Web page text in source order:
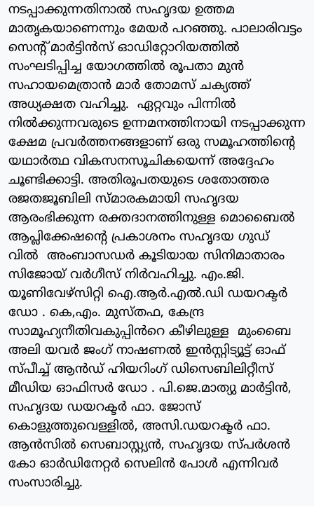
നടപ്പാക്കുന്നതിനാൽ സഹൃദയ ഉത്തമ
മാതൃകയാണെന്നും മേയർ പറഞ്ഞു. പാലാരിവട്ടം
സെന്റ് മാർട്ടിൻസ് ഓഡിറ്റോറിയത്തിൽ
സംഘടിപ്പിച്ച യോഗത്തിൽ രൂപതാ മുൻ
സഹായമെത്രാൻ മാർ തോമസ് ചക്യത്ത്
അധ്യക്ഷത വഹിച്ചു. ഏറ്റവും പിന്നിൽ
നിൽക്കുന്നവരുടെ ഉന്നമനത്തിനായി നടപ്പാക്കുന്ന
ക്ഷേമ പ്രവർത്തനങ്ങളാണ് ഒരു സമൂഹത്തിന്റെ
യഥാർത്ഥ വികസനസൂചികയെന്ന് അദ്ദേഹം
ചൂണ്ടിക്കാട്ടി. അതിരൂപതയുടെ ശതോത്തര
രജതജൂബിലി സ്മാരകമായി സഹൃദയ
ആരംഭിക്കുന്ന രക്തദാനത്തിനുള്ള മൊബൈൽ
ആപ്ലിക്കേഷന്റെ പ്രകാശനം സഹൃദയ ഗുഡ്
വിൽ അംബാസഡർ കൂടിയായ സിനിമാതാരം
സിജോയ് വർഗീസ് നിർവഹിച്ചു. എം.ജി.
യൂണിവേഴ്‌സിറ്റി ഐ.ആർ.എൽ.ഡി ഡയറക്ടർ
ഡോ . കെ,എം. മുസ്തഫ, കേന്ദ്ര
സാമൂഹ്യനീതിവകുപ്പിൻറെ കീഴിലുള്ള മുംബൈ
അലി യവർ ജംഗ് നാഷണൽ ഇൻസ്റ്റിട്യൂട്ട് ഓഫ്
സ്പീച്ച് ആൻഡ് ഹിയറിംഗ് ഡിസെബിലിറ്റീസ്
മീഡിയ ഓഫിസർ ഡോ . പി.ജെ.മാത്യു മാർട്ടിൻ,
സഹൃദയ ഡയറക്ടർ ഫാ. ജോസ്
കൊളുത്തുവെള്ളിൽ, അസി.ഡയറക്ടർ ഫാ.
ആൻസിൽ സെബാസ്റ്റ്യൻ, സഹൃദയ സ്പർശൻ
കോ ഓർഡിനേറ്റർ സെലിൻ പോൾ എന്നിവർ
സംസാരിച്ചു.